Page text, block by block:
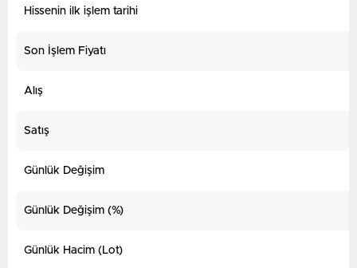
Hissenin ilk işlem tarihi
Son İşlem Fiyatı
Alış
Satış
Günlük Değişim
Günlük Değişim (%)
Günlük Hacim (Lot)